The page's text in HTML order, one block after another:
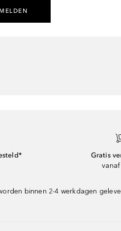
Gratis
binnen 2-4 werkdagen